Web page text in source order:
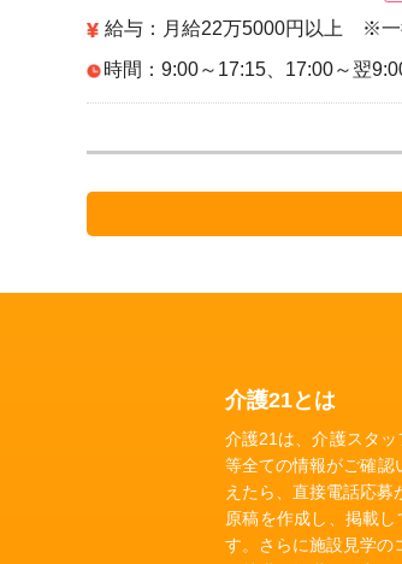
給与：月給22万5000円以上 ※一
時間：9:00～17:15、17:00～翌
介護21とは
介護21は、介護スタ
等全ての情報がご確認
えたら、直接電話応募
原稿を作成し、掲載
す。さらに施設見学の